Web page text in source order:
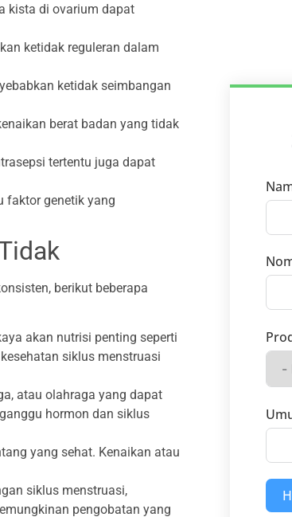
kista di ovarium dapat
ketidak reguleran dalam
ketidak seimbangan
berat badan yang tidak
tertentu juga dapat
faktor genetik yang
berikut beberapa
akan nutrisi penting seperti
siklus menstruasi
atau olahraga yang dapat
hormon dan siklus
yang sehat. Kenaikan atau
siklus menstruasi,
pengobatan yang